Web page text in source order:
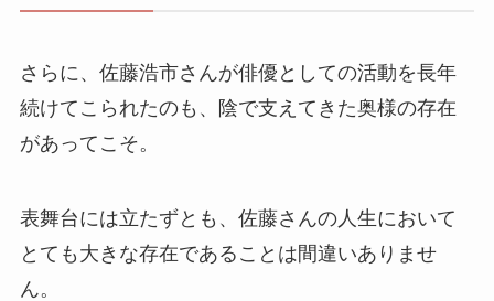
さらに、佐藤浩市さんが俳優としての活動を長年
続けてこられたのも、陰で支えてきた奥様の存在
があってこそ。
​表舞台には立たずとも、佐藤さんの人生において
とても大きな存在であることは間違いありませ
ん。